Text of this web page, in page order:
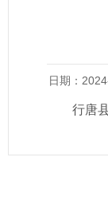
日期：
行唐